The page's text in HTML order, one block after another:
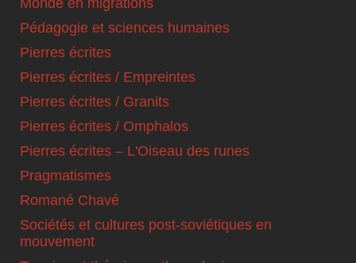
Pédagogie et sciences humaines
Pierres écrites
Pierres écrites / Empreintes
Pierres écrites / Granits
Pierres écrites / Omphalos
Pierres écrites – L'Oiseau des runes
Pragmatismes
Romané Chavé
Sociétés et cultures post-soviétiques en
mouvement